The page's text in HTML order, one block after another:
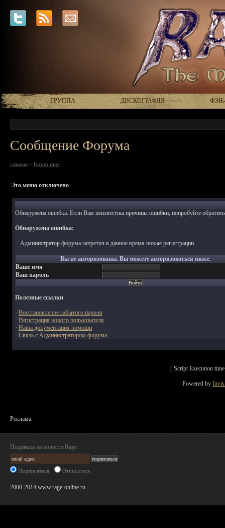
ГРУППА ДИСКОГРАФИЯ
Сообщение Форума
главная » forum rage
Это меню отключено
Обнаружена ошибка. Если Вам неизвестны причины ошибки, попробуйте
Обнаружена ошибка:
Администратор форума запретил в данное время новые регистрации.
Вы не авторизованы. Вы можете авторизоваться ниже.
Ваше имя
Ваш пароль
Полезные ссылки
· Восстановление забытого пароля
· Регистрация нового пользователя
· Наша документация помощи
· Связь с Администратором форума
[ Script Execution
Powered by
Реклама:
Подписка на новости Rage
Подписаться Отписаться
2000-2014 www.rage-online.ru